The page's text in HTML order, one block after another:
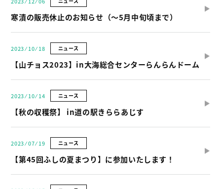
寒漬の販売休止のお知らせ（〜5月中旬頃まで）
2023 ⁄ 10 ⁄ 18 ニュース
【山チョス2023】in大海総合センターらんらんドーム
2023 ⁄ 10 ⁄ 14 ニュース
【秋の収穫祭】 in道の駅きららあじす
2023 ⁄ 07 ⁄ 19 ニュース
【第45回ふしの夏まつり】に参加いたします！